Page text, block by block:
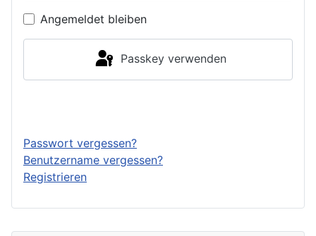
Angemeldet bleiben
Passkey verwenden
Passwort vergessen?
Benutzername vergessen?
Registrieren